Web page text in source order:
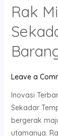
Rak
Leave a
Inovasi
Sekadar
bergerak
utamanya.
dalam
Desain
Rak
Minimarket:
dari
Barang